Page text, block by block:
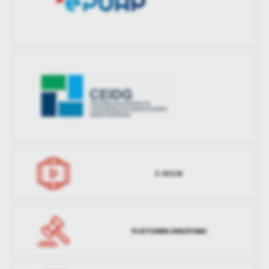
treści w postaci wiadomości, ofert, komunikatów mediów
E-SESJA
PLATFORMA ZAKUPOWA